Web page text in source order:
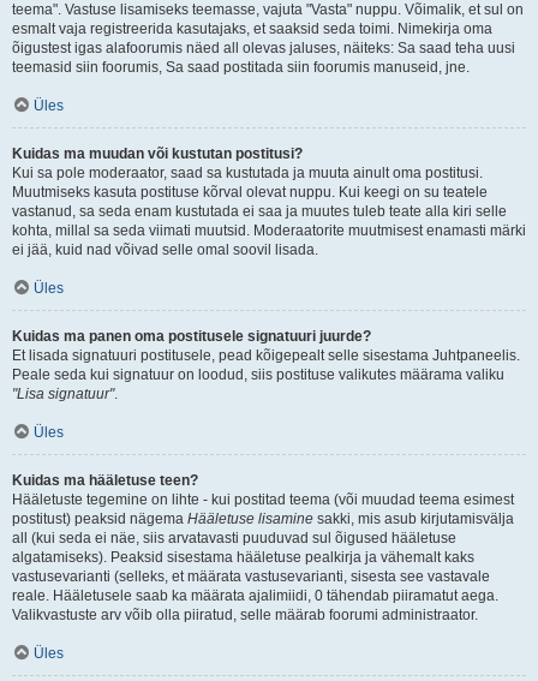
teema". Vastuse lisamiseks teemasse, vajuta "Vasta" nuppu. Võimalik, et sul on
esmalt vaja registreerida kasutajaks, et saaksid seda toimi. Nimekirja oma
õigustest igas alafoorumis näed all olevas jaluses, näiteks: Sa saad teha uusi
teemasid siin foorumis, Sa saad postitada siin foorumis manuseid, jne.
Üles
Kuidas ma muudan või kustutan postitusi?
Kui sa pole moderaator, saad sa kustutada ja muuta ainult oma postitusi.
Muutmiseks kasuta postituse kõrval olevat nuppu. Kui keegi on su teatele
vastanud, sa seda enam kustutada ei saa ja muutes tuleb teate alla kiri selle
kohta, millal sa seda viimati muutsid. Moderaatorite muutmisest enamasti märki
ei jää, kuid nad võivad selle omal soovil lisada.
Üles
Kuidas ma panen oma postitusele signatuuri juurde?
Et lisada signatuuri postitusele, pead kõigepealt selle sisestama Juhtpaneelis.
Peale seda kui signatuur on loodud, siis postituse valikutes määrama valiku
"Lisa signatuur".
Üles
Kuidas ma hääletuse teen?
Hääletuste tegemine on lihte - kui postitad teema (või muudad teema esimest
postitust) peaksid nägema Hääletuse lisamine sakki, mis asub kirjutamisvälja
all (kui seda ei näe, siis arvatavasti puuduvad sul õigused hääletuse
algatamiseks). Peaksid sisestama hääletuse pealkirja ja vähemalt kaks
vastusevarianti (selleks, et määrata vastusevarianti, sisesta see vastavale
reale. Hääletusele saab ka määrata ajalimiidi, 0 tähendab piiramatut aega.
Valikvastuste arv võib olla piiratud, selle määrab foorumi administraator.
Üles